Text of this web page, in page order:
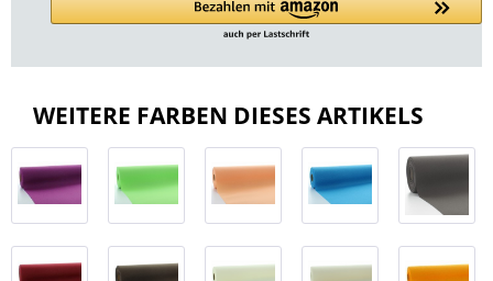
WEITERE FARBEN DIESES ARTIKELS